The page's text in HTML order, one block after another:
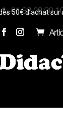
01 82 28 30
50€ d’achat